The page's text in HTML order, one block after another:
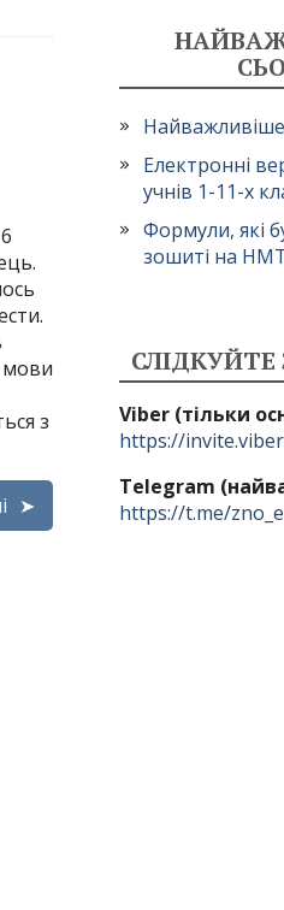
мови
з
Електронні
учнів 1-11-х
Формули, які
зошиті на
Viber (тільки
https://
Telegram
https://t.me/